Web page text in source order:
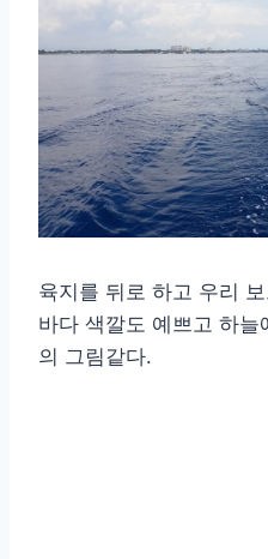
육지를 뒤로 하고 우리
바다 색깔도 예쁘고 하
의 그림같다.